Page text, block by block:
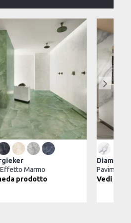
Pavimento Effetto Marmo
Vedi la scheda prodotto